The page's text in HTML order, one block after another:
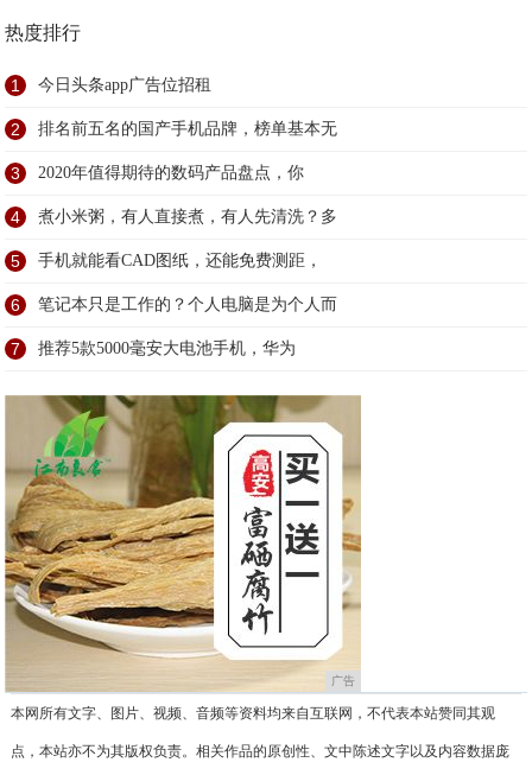
热度排行
1 今日头条app广告位招租
2 排名前五名的国产手机品牌，榜单基本无
3 2020年值得期待的数码产品盘点，你
4 煮小米粥，有人直接煮，有人先清洗？多
5 手机就能看CAD图纸，还能免费测距，
6 笔记本只是工作的？个人电脑是为个人而
7 推荐5款5000毫安大电池手机，华为
广告
本网所有文字、图片、视频、音频等资料均来自互联网，不代表本站赞同其观
点，本站亦不为其版权负责。相关作品的原创性、文中陈述文字以及内容数据庞